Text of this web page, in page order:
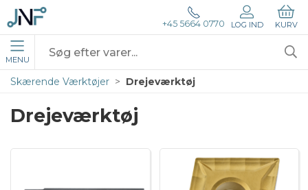
+45 5664 0770 LOG IND KURV
MENU
Skærende Værktøjer Drejeværktøj
Drejeværktøj